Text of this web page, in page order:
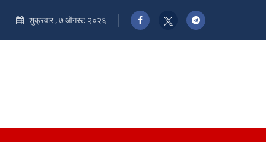
शुक्रवार , ७ ऑगस्ट २०२६